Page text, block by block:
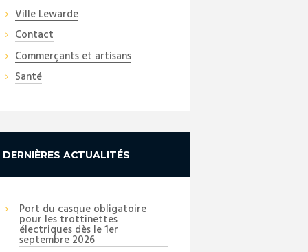
Ville Lewarde
Contact
Commerçants et artisans
Santé
DERNIÈRES ACTUALITÉS
Port du casque obligatoire
pour les trottinettes
électriques dès le 1er
septembre 2026